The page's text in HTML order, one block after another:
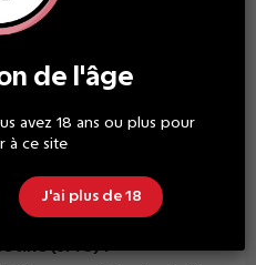
2 capsules de 1.9ml de liquide
est équipée d'une
les fuites. Vous n'avez
cigarette de e-liquide et
de votre ePod et en remettez
à son système aimanté.
(vPro) ?
de l'âge
avez 18 ans ou plus pour
à ce site
J'ai plus de 18